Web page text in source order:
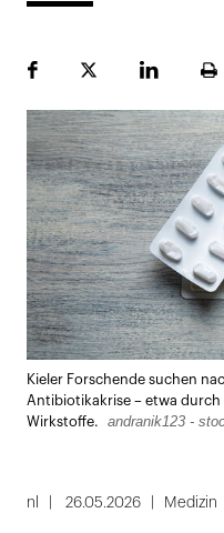
FacebookPlattformLinekdIn
Kieler Forschende suchen
Antibiotikakrise – etwa
Wirkstoffe.
andranik123 -
nl 26.05.2026 Medizin